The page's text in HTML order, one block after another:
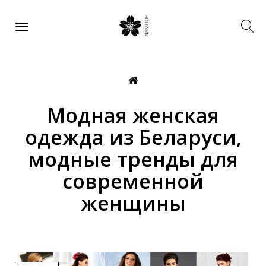
Модная женская
одежда из Беларуси,
модные тренды для
современной
женщины